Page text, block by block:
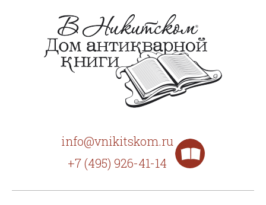
info@vnikitskom.ru
+7 (495) 926-41-14